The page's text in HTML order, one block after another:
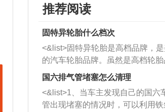
推荐阅读
固特异轮胎什么档次
<&list>固特异轮胎是高档品牌，是
的汽车轮胎品牌。虽然是高档轮胎
牌，但是中高低端的轮胎都有生产
也是为了更好的开拓市场。
国六排气管堵塞怎么清理
<&list>1、当车主发现自己的国六
管出现堵塞的情况时，可以利用铁